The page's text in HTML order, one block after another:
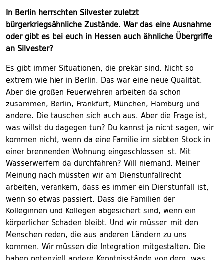
In Berlin herrschten Silvester zuletzt
bürgerkriegsähnliche Zustände. War das eine Ausnahme
oder gibt es bei euch in Hessen auch ähnliche Übergriffe
an Silvester?
Es gibt immer Situationen, die prekär sind. Nicht so
extrem wie hier in Berlin. Das war eine neue Qualität.
Aber die großen Feuerwehren arbeiten da schon
zusammen, Berlin, Frankfurt, München, Hamburg und
andere. Die tauschen sich auch aus. Aber die Frage ist,
was willst du dagegen tun? Du kannst ja nicht sagen, wir
kommen nicht, wenn da eine Familie im siebten Stock in
einer brennenden Wohnung eingeschlossen ist. Mit
Wasserwerfern da durchfahren? Will niemand. Meiner
Meinung nach müssten wir am Dienstunfallrecht
arbeiten, verankern, dass es immer ein Dienstunfall ist,
wenn so etwas passiert. Dass die Familien der
Kolleginnen und Kollegen abgesichert sind, wenn ein
körperlicher Schaden bleibt. Und wir müssen mit den
Menschen reden, die aus anderen Ländern zu uns
kommen. Wir müssen die Integration mitgestalten. Die